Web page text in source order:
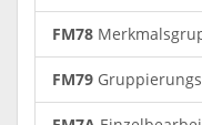
FM78
FM79